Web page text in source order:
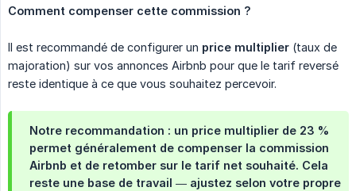
Comment compenser cette commission ?
Il est recommandé de configurer un price multiplier (taux de
majoration) sur vos annonces Airbnb pour que le tarif reversé
reste identique à ce que vous souhaitez percevoir.
Notre recommandation : un price multiplier de 23 %
permet généralement de compenser la commission
Airbnb et de retomber sur le tarif net souhaité. Cela
reste une base de travail — ajustez selon votre propre